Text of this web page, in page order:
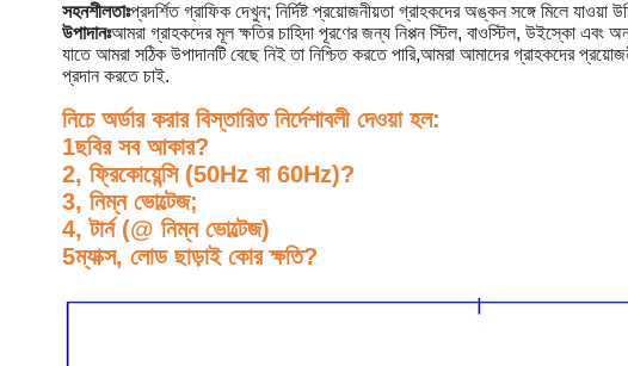
সহনশীলতাঃপ্রদর্শিত গ্রাফিক দেখুন; নির্দিষ্ট প্রয়োজনীয়তা গ্রাহকদের অঙ্কন সঙ্গে মিলে যাওয়া
উপাদানঃআমরা গ্রাহকদের মূল ক্ষতির চাহিদা পূরণের জন্য নিপ্পন স্টিল, বাওস্টিল, উইস্কো এবং
যাতে আমরা সঠিক উপাদানটি বেছে নিই তা নিশ্চিত করতে পারি,আমরা আমাদের গ্রাহকদের
প্রদান করতে চাই.
নিচে অর্ডার করার বিস্তারিত নির্দেশাবলী দেওয়া হল:
1ছবির সব আকার?
2, ফ্রিকোয়েন্সি (50Hz বা 60Hz)?
3, নিম্ন ভোল্টেজ;
4, টার্ন (@ নিম্ন ভোল্টেজ)
5ম্যাক্স, লোড ছাড়াই কোর ক্ষতি?